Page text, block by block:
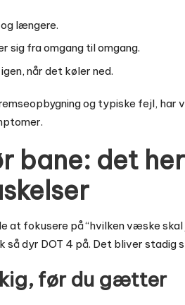
længere.
fra omgang til omgang.
når det køler ned.
og typiske fejl, har
bane: det
at fokusere på “hvilken væske
så dyr DOT 4 på. Det bliver stadig
før du gætter